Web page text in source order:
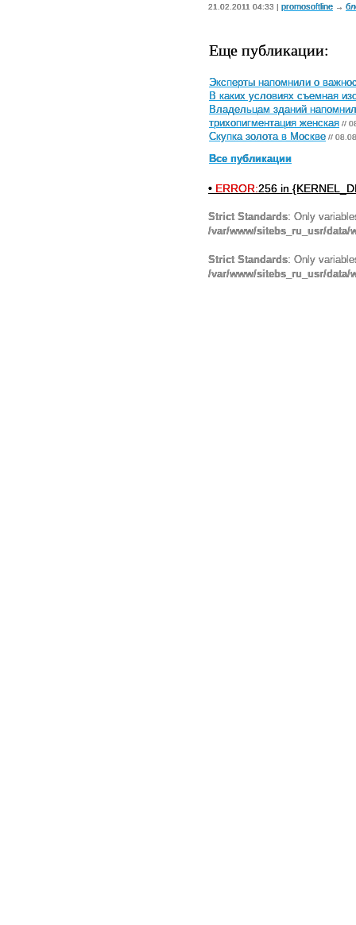
21.02.2011 04:33 | promosoftline →
Еще публикации:
Эксперты напомнили о
В каких условиях съемная
Владельцам зданий
трихопигментация женская //
Скупка золота в Москве //
Все публикации
• ERROR:256 in
Strict Standards: Only
/var/www/sitebs_ru_usr/
Strict Standards: Only
/var/www/sitebs_ru_usr/